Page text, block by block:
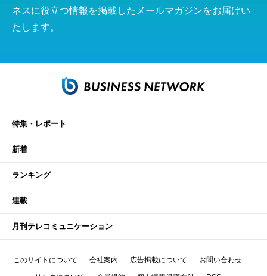
ネスに役立つ情報を掲載したメールマガジンをお届けい
たします。
特集・レポート
新着
ランキング
連載
月刊テレコミュニケーション
このサイトについて 会社案内 広告掲載について お問い合わせ